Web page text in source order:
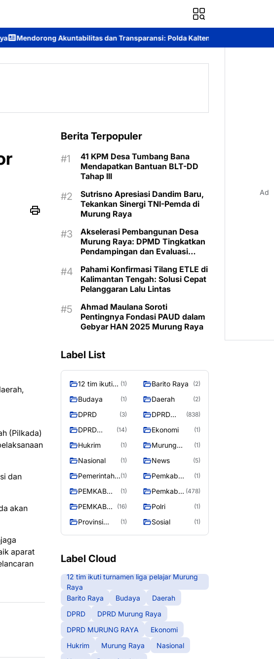
Transparansi: Polda Kalteng Selenggarakan Audit Kinerja Komprehensif
(Pilkada)
dan
akan
aparat
Berita Terpopuler
41 KPM Desa Tumbang Bana
Mendapatkan Bantuan BLT-DD
Tahap III
Sutrisno Apresiasi Dandim Baru,
Tekankan Sinergi TNI-Pemda di
Murung Raya
Akselerasi Pembangunan Desa
Murung Raya: DPMD Tingkatkan
Pendampingan dan Evaluasi
Berkelanjutan
Pahami Konfirmasi Tilang ETLE di
Kalimantan Tengah: Solusi Cepat
Pelanggaran Lalu Lintas
Ahmad Maulana Soroti
Pentingnya Fondasi PAUD dalam
Gebyar HAN 2025 Murung Raya
Label List
12 tim ikuti
liga pelajar
Murung
Raya
(1) Barito Raya (2)
Budaya (1) Daerah (2)
DPRD (3)
DPRD
Raya
(838)
DPRD
RAYA
(14) Ekonomi (1)
Hukrim (1)
Murung
(1)
Nasional (1) News (5)
Pemerintaha (1)
Pemkab
Barito Utara
(1)
PEMKAB
RAYA
(1)
Pemkab
Raya
(478)
PEMKAB
RAYA
(16) Polri (1)
Provinsi
(1) Sosial (1)
Label Cloud
12 tim ikuti turnamen liga pelajar Murung
Raya
Barito Raya
Budaya
Daerah
DPRD
DPRD Murung Raya
DPRD MURUNG RAYA
Ekonomi
Hukrim
Murung Raya
Nasional
Ad